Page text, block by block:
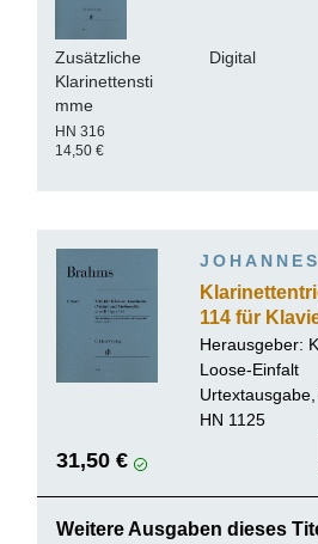
Zusätzliche
Klarinettensti
mme
HN 316
14,50 €
Digital
114 für
(Viola) und
Herausgeber:
Loose-Einfalt
HN 1125
31,50 €
Weitere Ausgaben dieses